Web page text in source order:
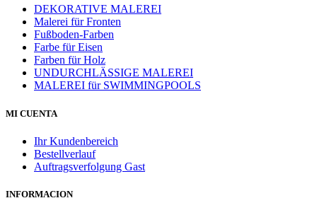
DEKORATIVE MALEREI
Malerei für Fronten
Fußboden-Farben
Farbe für Eisen
Farben für Holz
UNDURCHLÄSSIGE MALEREI
MALEREI für SWIMMINGPOOLS
MI CUENTA
Ihr Kundenbereich
Bestellverlauf
Auftragsverfolgung Gast
INFORMACION